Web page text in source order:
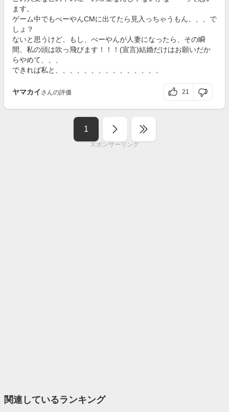
ます。
ゲーム中でもべーやんCMに出てたら見入っちゃうもん、、、で
しょ？
ないと思うけど、もし、べーやんが人妻になったら、その瞬
間、私の頭は吹っ飛びます！！！(宣言)結婚だけはお願いだか
らやめて、、、
できれば私と、、、、、、、、、、、、、、、
ヤマカイ さんの評価 21
1
スポンサーリンク
関連しているランキング